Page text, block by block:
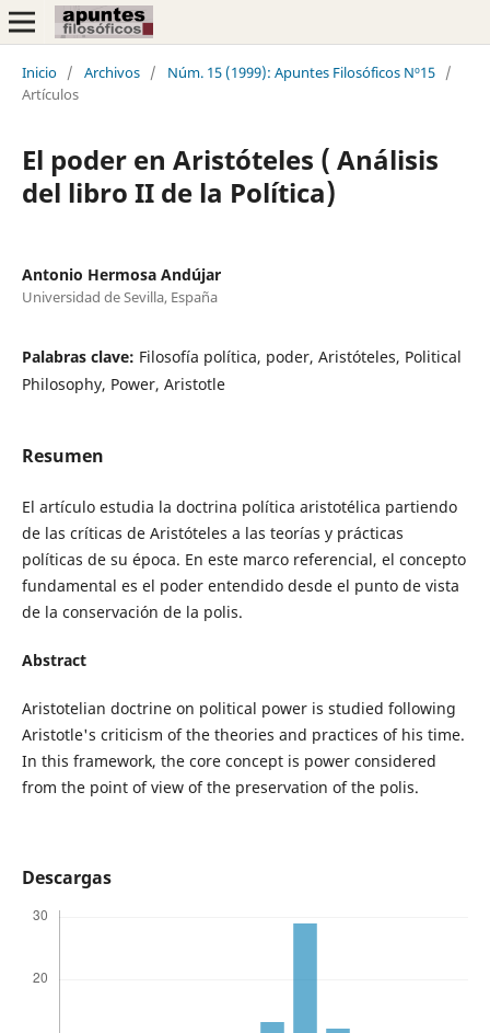
Inicio / Archivos / Núm. 15 (1999): Apuntes Filosóficos Nº15 /
Artículos
El poder en Aristóteles ( Análisis
del libro II de la Política)
Antonio Hermosa Andújar
Universidad de Sevilla, España
Palabras clave: Filosofía política, poder, Aristóteles, Political
Philosophy, Power, Aristotle
Resumen
El artículo estudia la doctrina política aristotélica partiendo
de las críticas de Aristóteles a las teorías y prácticas
políticas de su época. En este marco referencial, el concepto
fundamental es el poder entendido desde el punto de vista
de la conservación de la polis.
Abstract
Aristotelian doctrine on political power is studied following
Aristotle's criticism of the theories and practices of his time.
In this framework, the core concept is power considered
from the point of view of the preservation of the polis.
Descargas